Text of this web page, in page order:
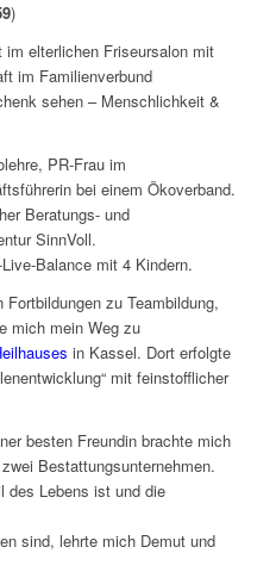
)
im elterlichen Friseursalon mit
im Familienverbund
sehen – Menschlichkeit &
PR-Frau im
bei einem Ökoverband.
Beratungs- und
SinnVoll.
Balance mit 4 Kindern.
zu Teambildung,
mich mein Weg zu
in Kassel. Dort erfolgte
mit feinstofflicher
besten Freundin brachte mich
Bestattungsunternehmen.
des Lebens ist und die
sind, lehrte mich Demut und